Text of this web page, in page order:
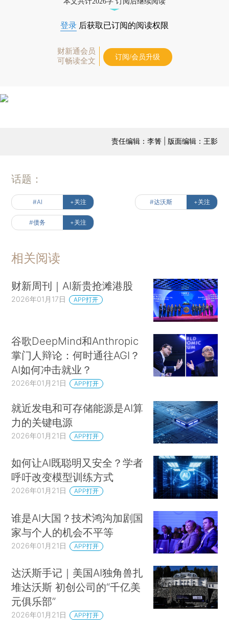
登录 后获取已订阅的阅读权限
财新通会员
可畅读全文
订阅/会员升级
责任编辑：李箐 | 版面编辑：王影
话题：
#AI +关注 #达沃斯 +关注
#债务 +关注
相关阅读
财新周刊｜AI新贵抢滩港股
2026年01月17日 APP打开
谷歌DeepMind和Anthropic
掌门人辩论：何时通往AGI？
AI如何冲击就业？
2026年01月21日 APP打开
就近发电和可存储能源是AI算
力的关键电源
2026年01月21日 APP打开
如何让AI既聪明又安全？学者
呼吁改变模型训练方式
2026年01月21日 APP打开
谁是AI大国？技术鸿沟加剧国
家与个人的机会不平等
2026年01月21日 APP打开
达沃斯手记｜美国AI独角兽扎
堆达沃斯 初创公司的“千亿美
元俱乐部”
2026年01月21日 APP打开